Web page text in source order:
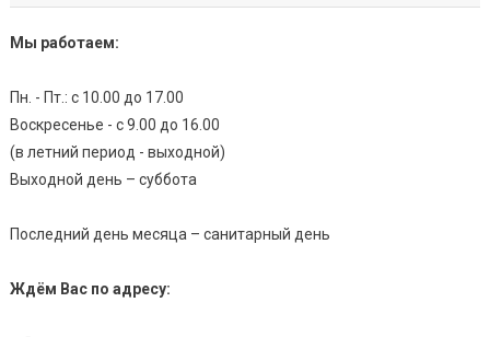
Мы работаем:
Пн. - Пт.: с 10.00 до 17.00
Воскресенье - с 9.00 до 16.00
(в летний период - выходной)
Выходной день – суббота
Последний день месяца – санитарный день
Ждём Вас по адресу: